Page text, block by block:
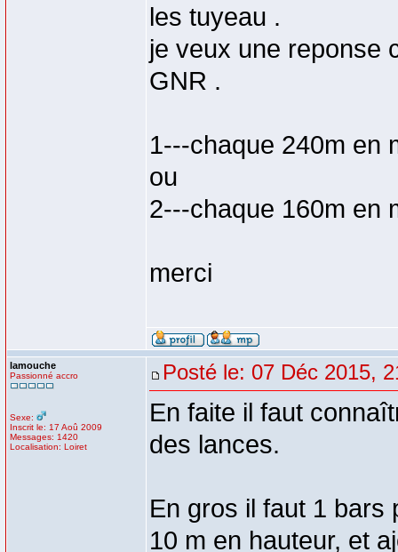
les tuyeau .
je veux une reponse
GNR .
1---chaque 240m en
ou
2---chaque 160m en
merci
lamouche
Passionné accro
Sexe:
Inscrit le: 17 Aoû 2009
Messages: 1420
Localisation: Loiret
Posté le: 07 Déc 2015,
En faite il faut
des lances.
En gros il faut 1 bars
10 m en hauteur, et